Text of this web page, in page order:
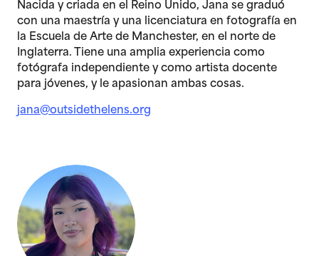
Nacida y criada en el Reino Unido, Jana se graduó
con una maestría y una licenciatura en fotografía en
la Escuela de Arte de Manchester, en el norte de
Inglaterra. Tiene una amplia experiencia como
fotógrafa independiente y como artista docente
para jóvenes, y le apasionan ambas cosas.
jana@outsidethelens.org